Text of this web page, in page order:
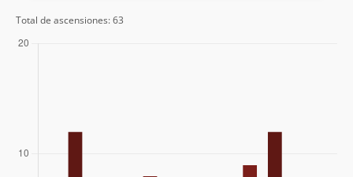
12/10/24
Christian Plaza
Total de ascensiones: 63